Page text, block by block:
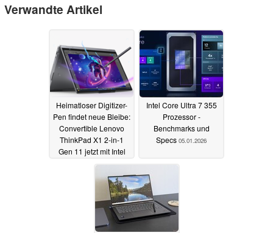
Verwandte Artikel
Heimatloser Digitizer-
Pen findet neue Bleibe:
Convertible Lenovo
ThinkPad X1 2-in-1
Gen 11 jetzt mit Intel
Panther Lake07.01.2026
Intel Core Ultra 7 355
Prozessor -
Benchmarks und
Specs 05.01.2026